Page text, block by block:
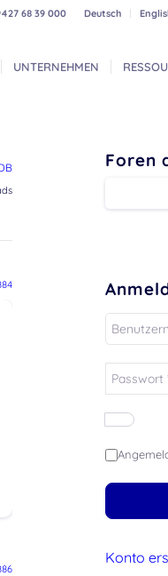
Deutsch
68 39 000
UNTERNEHMEN
Foren
Konto